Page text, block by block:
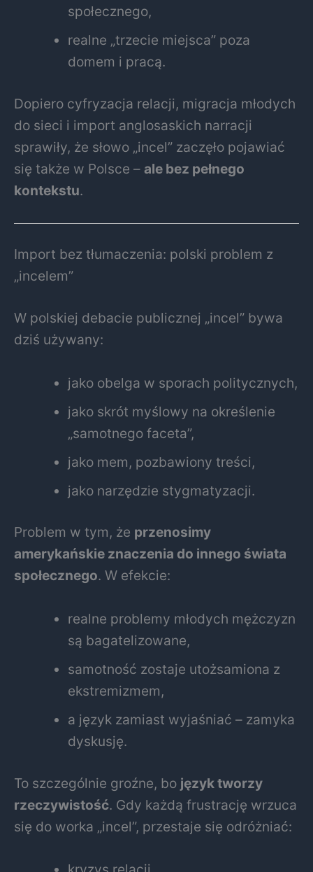
społecznego,
realne „trzecie miejsca” poza
domem i pracą.
Dopiero cyfryzacja relacji, migracja młodych
do sieci i import anglosaskich narracji
sprawiły, że słowo „incel” zaczęło pojawiać
się także w Polsce – ale bez pełnego
kontekstu.
Import bez tłumaczenia: polski problem z
„incelem”
W polskiej debacie publicznej „incel” bywa
dziś używany:
jako obelga w sporach politycznych,
jako skrót myślowy na określenie
„samotnego faceta”,
jako mem, pozbawiony treści,
jako narzędzie stygmatyzacji.
Problem w tym, że przenosimy
amerykańskie znaczenia do innego świata
społecznego. W efekcie:
realne problemy młodych mężczyzn
są bagatelizowane,
samotność zostaje utożsamiona z
ekstremizmem,
a język zamiast wyjaśniać – zamyka
dyskusję.
To szczególnie groźne, bo język tworzy
rzeczywistość. Gdy każdą frustrację wrzuca
się do worka „incel”, przestaje się odróżniać: